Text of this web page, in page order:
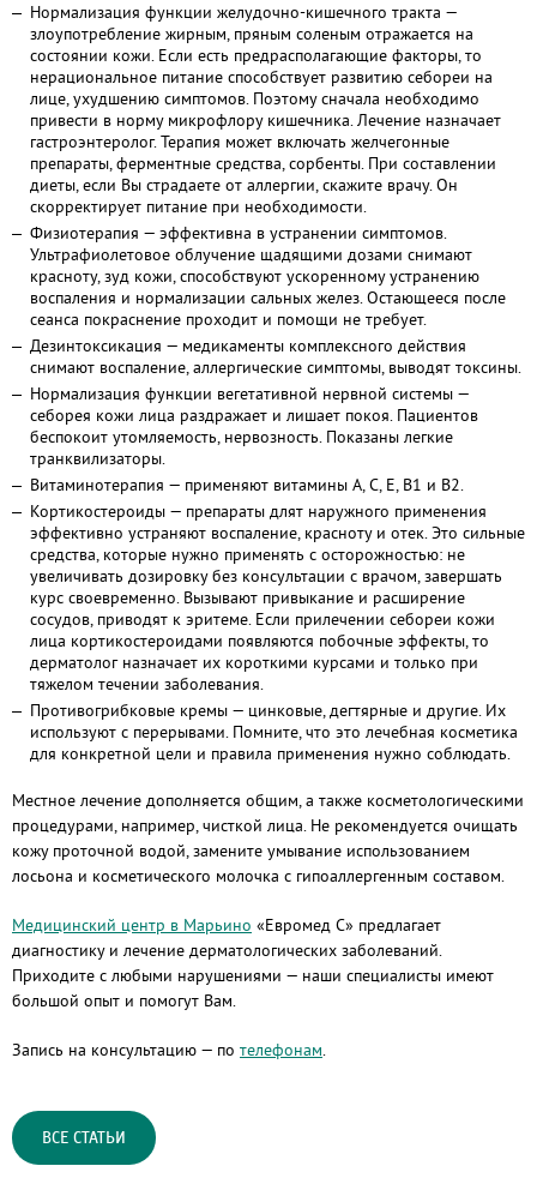
Нормализация функции желудочно-кишечного тракта —
злоупотребление жирным, пряным соленым отражается на
состоянии кожи. Если есть предрасполагающие факторы, то
нерациональное питание способствует развитию себореи на
лице, ухудшению симптомов. Поэтому сначала необходимо
привести в норму микрофлору кишечника. Лечение назначает
гастроэнтеролог. Терапия может включать желчегонные
препараты, ферментные средства, сорбенты. При составлении
диеты, если Вы страдаете от аллергии, скажите врачу. Он
скорректирует питание при необходимости.
Физиотерапия — эффективна в устранении симптомов.
Ультрафиолетовое облучение щадящими дозами снимают
красноту, зуд кожи, способствуют ускоренному устранению
воспаления и нормализации сальных желез. Остающееся после
сеанса покраснение проходит и помощи не требует.
Дезинтоксикация — медикаменты комплексного действия
снимают воспаление, аллергические симптомы, выводят токсины.
Нормализация функции вегетативной нервной системы —
себорея кожи лица раздражает и лишает покоя. Пациентов
беспокоит утомляемость, нервозность. Показаны легкие
транквилизаторы.
Витаминотерапия — применяют витамины А, С, E, B1 и B2.
Кортикостероиды — препараты длят наружного применения
эффективно устраняют воспаление, красноту и отек. Это сильные
средства, которые нужно применять с осторожностью: не
увеличивать дозировку без консультации с врачом, завершать
курс своевременно. Вызывают привыкание и расширение
сосудов, приводят к эритеме. Если прилечении себореи кожи
лица кортикостероидами появляются побочные эффекты, то
дерматолог назначает их короткими курсами и только при
тяжелом течении заболевания.
Противогрибковые кремы — цинковые, дегтярные и другие. Их
используют с перерывами. Помните, что это лечебная косметика
для конкретной цели и правила применения нужно соблюдать.
Местное лечение дополняется общим, а также косметологическими
процедурами, например, чисткой лица. Не рекомендуется очищать
кожу проточной водой, замените умывание использованием
лосьона и косметического молочка с гипоаллергенным составом.
Медицинский центр в Марьино «Евромед С» предлагает
диагностику и лечение дерматологических заболеваний.
Приходите с любыми нарушениями — наши специалисты имеют
большой опыт и помогут Вам.
Запись на консультацию — по телефонам.
ВСЕ СТАТЬИ